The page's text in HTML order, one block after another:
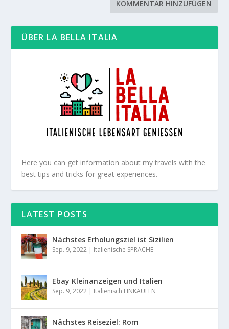
ÜBER LA BELLA ITALIA
Here you can get information about my travels with the
best tips and tricks for great experiences.
LATEST POSTS
Nächstes Erholungsziel ist Sizilien
Sep. 9, 2022 | Italienische SPRACHE
Ebay Kleinanzeigen und Italien
Sep. 9, 2022 | Italienisch EINKAUFEN
Nächstes Reiseziel: Rom